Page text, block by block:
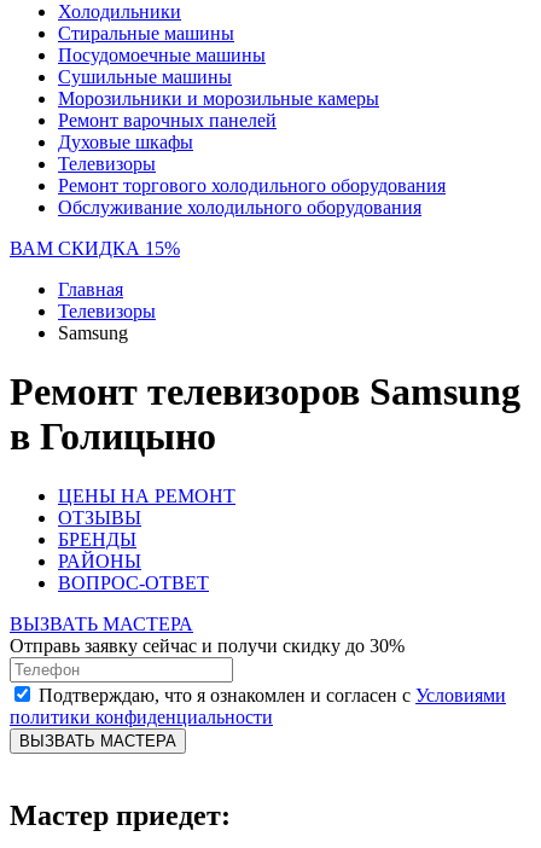
Холодильники
Стиральные машины
Посудомоечные машины
Сушильные машины
Морозильники и морозильные камеры
Ремонт варочных панелей
Духовые шкафы
Телевизоры
Ремонт торгового холодильного оборудования
Обслуживание холодильного оборудования
ВАМ СКИДКА 15%
Главная
Телевизоры
Samsung
Ремонт телевизоров Samsung
в Голицыно
ЦЕНЫ НА РЕМОНТ
ОТЗЫВЫ
БРЕНДЫ
РАЙОНЫ
ВОПРОС-ОТВЕТ
ВЫЗВАТЬ МАСТЕРА
Отправь заявку сейчас и получи скидку до 30%
Подтверждаю, что я ознакомлен и согласен с Условиями
политики конфиденциальности
ВЫЗВАТЬ МАСТЕРА
Мастер приедет: